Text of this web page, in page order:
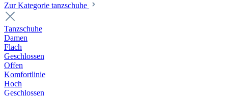
Zur Kategorie tanzschuhe
Tanzschuhe
Damen
Flach
Geschlossen
Offen
Komfortlinie
Hoch
Geschlossen